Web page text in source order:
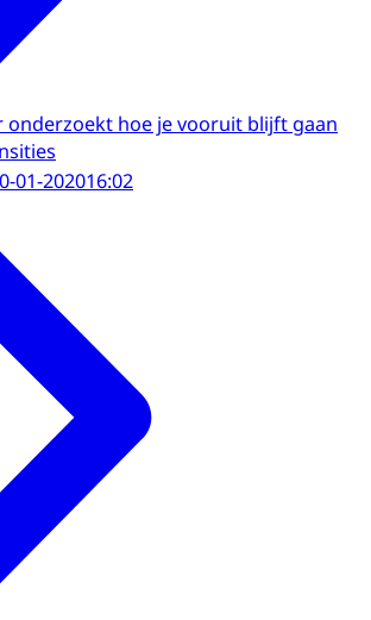
onderzoekt hoe je vooruit blijft gaan
01-202016:02